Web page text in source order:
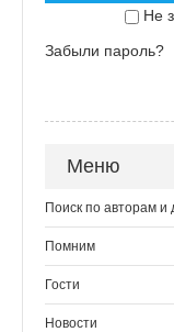
Не
Забыли пароль?
Меню
Поиск по авторам и
Помним
Гости
Новости